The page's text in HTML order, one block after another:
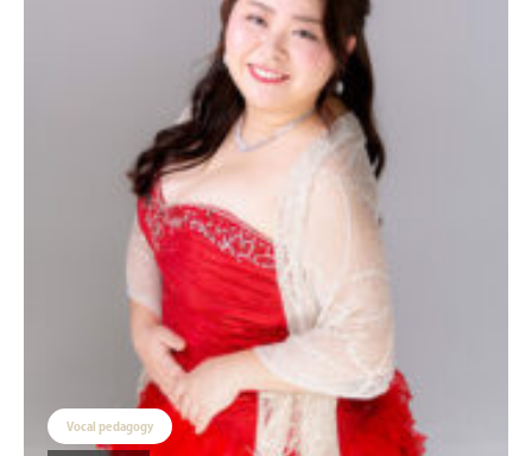
Vocal pedagogy